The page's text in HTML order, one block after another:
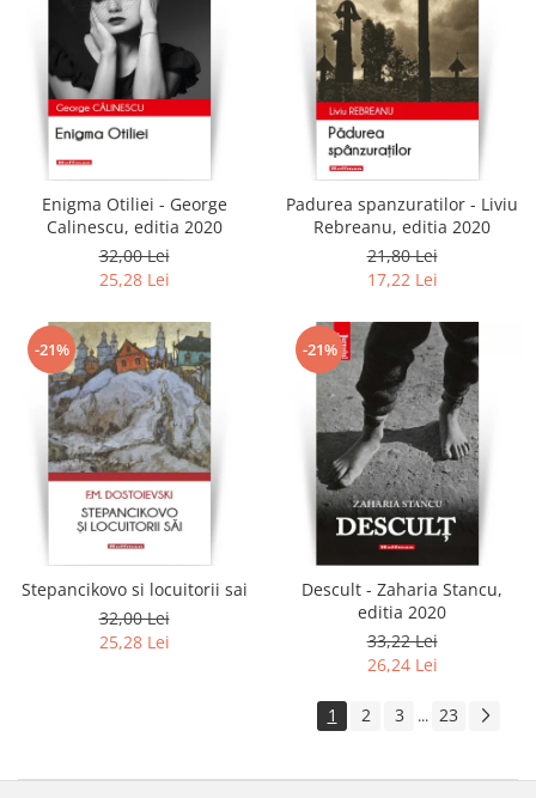
Enigma Otiliei - George
Calinescu, editia 2020
32,00 Lei
25,28 Lei
Padurea spanzuratilor - Liviu
Rebreanu, editia 2020
21,80 Lei
17,22 Lei
-21%
Stepancikovo si locuitorii sai
32,00 Lei
25,28 Lei
-21%
Descult - Zaharia Stancu,
editia 2020
33,22 Lei
26,24 Lei
1 2 3 ... 23